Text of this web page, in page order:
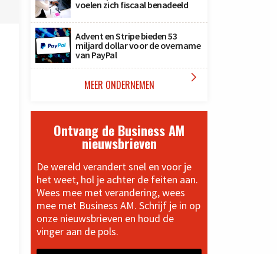
voelen zich fiscaal benadeeld
Advent en Stripe bieden 53
miljard dollar voor de overname
van PayPal
MEER ONDERNEMEN 
Ontvang de Business AM
nieuwsbrieven
De wereld verandert snel en voor je
het weet, hol je achter de feiten aan.
Wees mee met verandering, wees
mee met Business AM. Schrijf je in op
onze nieuwsbrieven en houd de
vinger aan de pols.